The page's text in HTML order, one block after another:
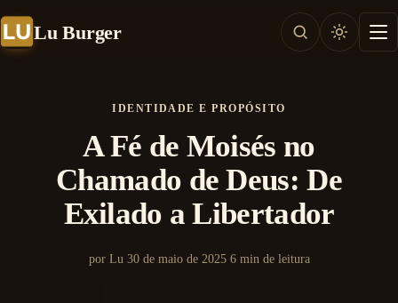
Lu Burger
IDENTIDADE E PROPÓSITO
A Fé de Moisés no
Chamado de Deus: De
Exilado a Libertador
por Lu 30 de maio de 2025 6 min de leitura